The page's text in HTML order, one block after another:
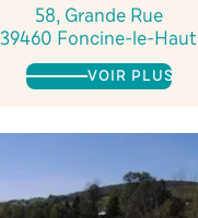
58, Grande Rue
39460 Foncine-le-Haut
VOIR PLUS